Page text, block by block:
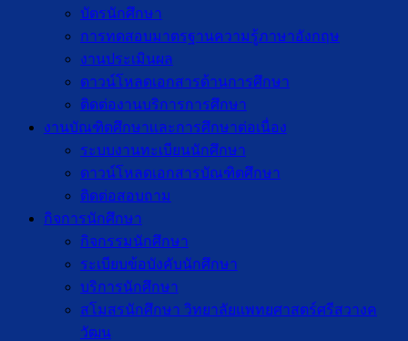
บัตรนักศึกษา
การทดสอบมาตรฐานความรู้ภาษาอังกฤษ
งานประเมินผล
ดาวน์โหลดเอกสารด้านการศึกษา
ติดต่องานบริการการศึกษา
งานบัณฑิตศึกษาเเละการศึกษาต่อเนื่อง
ระบบงานทะเบียนนักศึกษา
ดาวน์โหลดเอกสารบัณฑิตศึกษา
ติดต่อสอบถาม
กิจการนักศึกษา
กิจกรรมนักศึกษา
ระเบียบข้อบังคับนักศึกษา
บริการนักศึกษา
สโมสรนักศึกษา วิทยาลัยแพทยศาสตร์ศรีสวางค
วัฒน